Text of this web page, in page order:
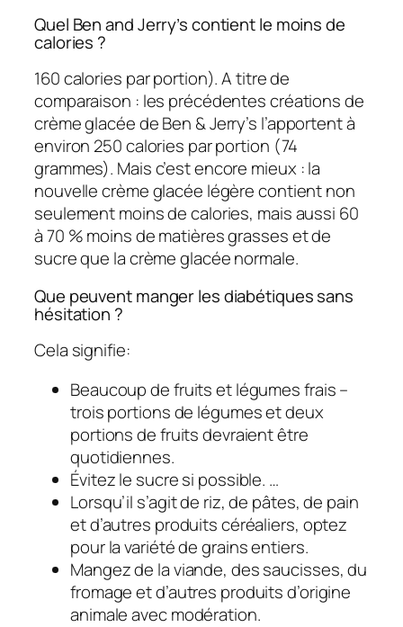
Quel Ben and Jerry’s contient le moins de
calories ?
160 calories par portion). A titre de
comparaison : les précédentes créations de
crème glacée de Ben & Jerry’s l’apportent à
environ 250 calories par portion (74
grammes). Mais c’est encore mieux : la
nouvelle crème glacée légère contient non
seulement moins de calories, mais aussi 60
à 70 % moins de matières grasses et de
sucre que la crème glacée normale.
Que peuvent manger les diabétiques sans
hésitation ?
Cela signifie:
Beaucoup de fruits et légumes frais –
trois portions de légumes et deux
portions de fruits devraient être
quotidiennes.
Évitez le sucre si possible. …
Lorsqu’il s’agit de riz, de pâtes, de pain
et d’autres produits céréaliers, optez
pour la variété de grains entiers.
Mangez de la viande, des saucisses, du
fromage et d’autres produits d’origine
animale avec modération.